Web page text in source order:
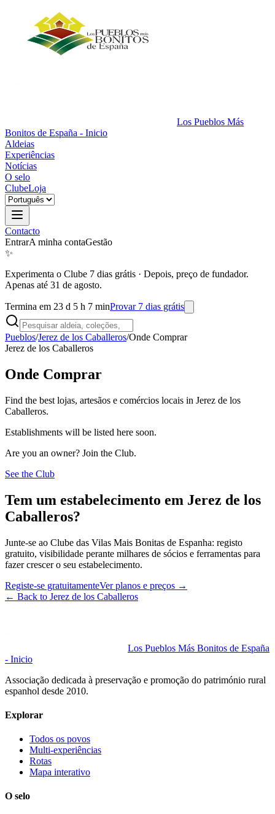
Los Pueblos Más
Bonitos de España - Inicio
Aldeias
Experiências
Notícias
O selo
ClubeLoja
Contacto
EntrarA minha contaGestão
✨
Experimenta o Clube 7 dias grátis · Depois, preço de fundador.
Apenas até 31 de agosto.
Termina em 23 d 5 h 7 minProvar 7 dias grátis
Pueblos/Jerez de los Caballeros/Onde Comprar
Jerez de los Caballeros
Onde Comprar
Find the best lojas, artesãos e comércios locais in Jerez de los
Caballeros.
Establishments will be listed here soon.
Are you an owner? Join the Club.
See the Club
Tem um estabelecimento em Jerez de los
Caballeros?
Junte-se ao Clube das Vilas Mais Bonitas de Espanha: registo
gratuito, visibilidade perante milhares de sócios e ferramentas para
fazer crescer o seu estabelecimento.
Registe-se gratuitamenteVer planos e preços →
← Back to Jerez de los Caballeros
Los Pueblos Más Bonitos de España
- Inicio
Associação dedicada à preservação e promoção do património rural
espanhol desde 2010.
Explorar
Todos os povos
Multi-experiências
Rotas
Mapa interativo
O selo